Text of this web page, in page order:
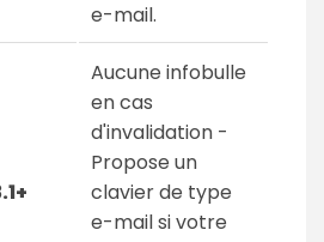
e-mail.
Aucune infobulle
en cas
d'invalidation -
Propose un
clavier de type
e-mail si votre